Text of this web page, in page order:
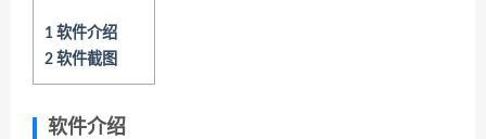
1 软件介绍
2 软件截图
软件介绍